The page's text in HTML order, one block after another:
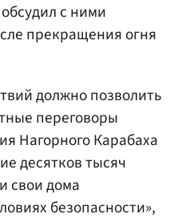
с ними
прекращения огня
должно позволить
переговоры
Нагорного Карабаха
десятков тысяч
свои дома
безопасности»,